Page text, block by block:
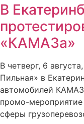
В
«КАМАЗа»
В четверг, 6
Пильная» в
автомобилей
промо-
сферы